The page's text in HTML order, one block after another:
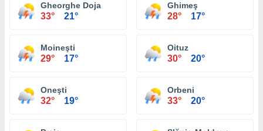
Gheorghe Doja
33° 21°
Ghimeş
28° 17°
Moineşti
29° 17°
Oituz
30° 20°
Oneşti
32° 19°
Orbeni
33° 20°